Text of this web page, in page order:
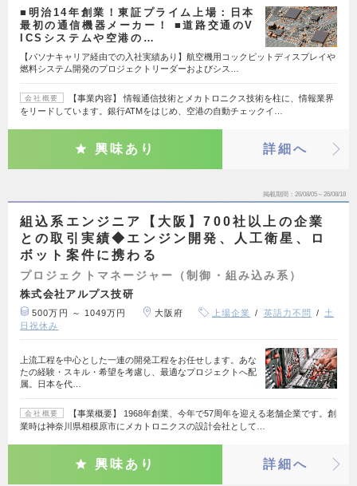
■明治14年創業！東証プライム上場：日本
最初の通信機器メーカー！ ■道路交通のV
ICSシステムや空港の…
【パソナキャリア経由での入社実績あり】航空機用コックピットディスプレイや
燃料システム開発のプロジェクトリーダーおよびシス…
会社概要
【事業内容】 情報通信技術とメカトロニクス技術を柱に、情報業界
をリードしています。銀行ATMをはじめ、空港の自動チェックイ…
興味あり 詳細へ
掲載期間 26/08/05～26/08/18
組込系エンジニア【大阪】700社以上の企業
との取引実績◆エンジン開発、人工衛星、ロ
ボット案件に携わる
プロジェクトマネージャー（制御・組み込み系）
株式会社アルプス技研
500万円 ～ 1049万円 大阪府 上場企業 英語力不問
土
日祝休み
上流工程を中心とした一連の開発工程をお任せします。あな
たの経験・スキル・希望を考慮し、最適なプロジェクトへ配
属。日本を代…
会社概要
【事業概要】 1968年創業、今年で57周年を迎える老舗企業です。創
業時は神奈川県相模原市にメカトロニクスの設計会社として…
興味あり 詳細へ